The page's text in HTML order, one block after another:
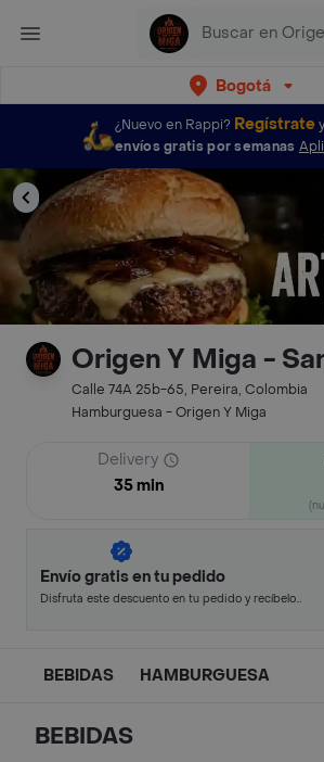
Bogotá
¿Nuevo en Rappi? Regístrate
envíos gratis por semanas
Origen Y Miga -
Calle 74A 25b-65, Pereira, Colombia
Hamburguesa - Origen Y Miga
Delivery
35 min
Envío gratis en tu pedido
Disfruta este descuento en tu pedido y recíbelo
BEBIDAS HAMBURGUESA
BEBIDAS